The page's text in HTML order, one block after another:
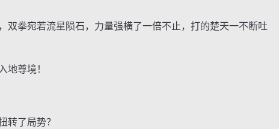
拳宛若流星陨石，力量强横了一倍不止，打的楚天一不断吐
尊境！
了局势？